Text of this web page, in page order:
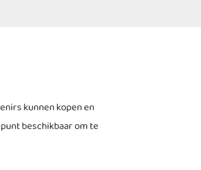
kunnen kopen en
beschikbaar om te